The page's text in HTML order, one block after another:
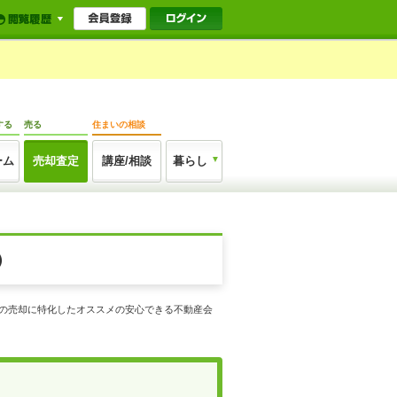
る
ム
売る
売却査定
住まいの相談
講座/相談 暮らし
売却に特化したオススメの安心できる不動産会